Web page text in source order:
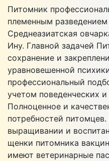
Питомник
племенным
Среднеазиатская
Ину. Главной задачей
сохранение и
уравновешенной
профессиональный
учетом поведенческих
Полноценное и
потребностей
выращивании и
щенки питомника
имеют ветеринарные